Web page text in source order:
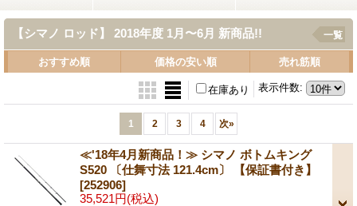
【シマノ ロッド】 2018年度 1月〜6月 新商品!! 一覧
おすすめ順 価格の安い順 売れ筋順
表示件数:
在庫あり
1 2 3 4 次»
≪'18年4月新商品！≫ シマノ ボトムキング
S520 〔仕舞寸法 121.4cm〕 【保証書付き】
[252906]
35,521円(税込)